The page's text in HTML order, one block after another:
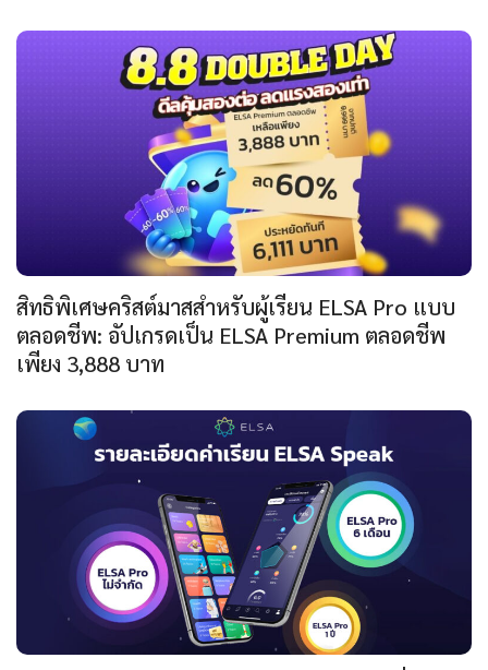
สิทธิพิเศษคริสต์มาสสำหรับผู้เรียน ELSA Pro แบบ
ตลอดชีพ: อัปเกรดเป็น ELSA Premium ตลอดชีพ
เพียง 3,888 บาท